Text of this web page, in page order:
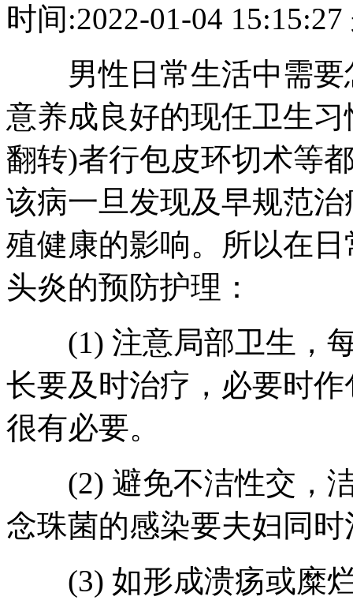
时间:2022-01-04
男性日常生活中需要
意养成良好的现任卫生
翻转)者行包皮环切术等
该病一旦发现及早规范
殖健康的影响。所以在
头炎的预防护理：
(1) 注意局部卫生，每
长要及时治疗，必要时
很有必要。
(2) 避免不洁性交，洁
念珠菌的感染要夫妇同时
(3) 如形成溃疡或糜烂